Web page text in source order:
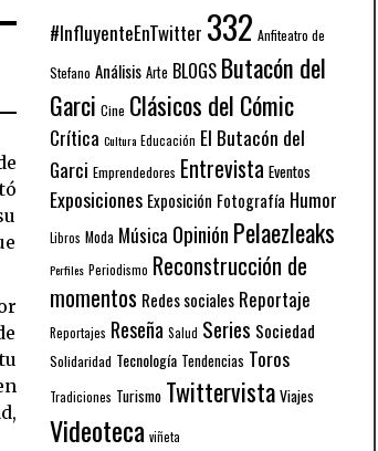
#InfluyenteEnTwitter 332 Anfiteatro de
Stefano Análisis Arte BLOGS Butacón del
Garci Cine Clásicos del Cómic
Crítica Cultura Educación El Butacón del
Garci Emprendedores Entrevista Eventos
Exposiciones Exposición Fotografía Humor
Libros Moda Música Opinión Pelaezleaks
Perfiles Periodismo Reconstrucción de
momentos Redes sociales Reportaje
Reportajes Reseña Salud Series Sociedad
Solidaridad Tecnología Tendencias Toros
Tradiciones Turismo Twittervista Viajes
Videoteca viñeta